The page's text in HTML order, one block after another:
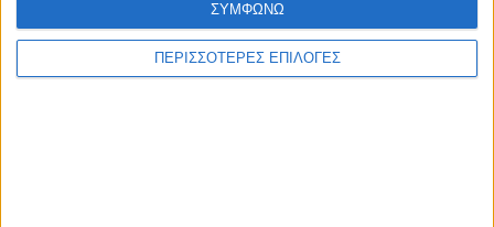
ΠΕΡΙΣΣΟΤΕΡΕΣ ΕΠΙΛΟΓΕΣ
ΣΥΜΦΩΝΩ